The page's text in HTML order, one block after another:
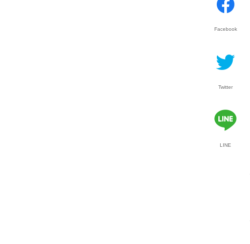
Facebook
Twitter
LINE